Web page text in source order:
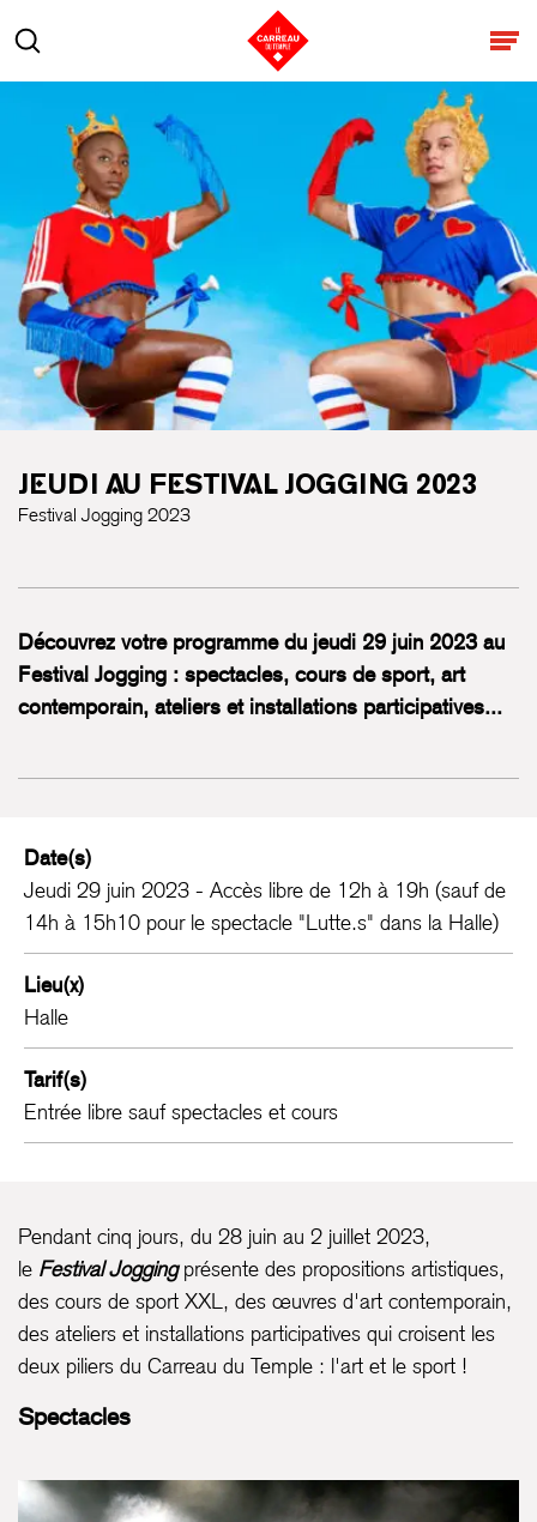
Rechercher
JEUDI AU FESTIVAL JOGGING 2023
Festival Jogging 2023
Découvrez votre programme du jeudi 29 juin 2023 au
Festival Jogging : spectacles, cours de sport, art
contemporain, ateliers et installations participatives...
Date(s)
Jeudi 29 juin 2023 - Accès libre de 12h à 19h (sauf de
14h à 15h10 pour le spectacle "Lutte.s" dans la Halle)
Lieu(x)
Halle
Tarif(s)
Entrée libre sauf spectacles et cours
Pendant cinq jours, du 28 juin au 2 juillet 2023,
le Festival Joggingprésente des propositions artistiques,
des cours de sport XXL, des œuvres d'art contemporain,
des ateliers et installations participatives qui croisent les
deux piliers du Carreau du Temple : l'art et le sport !
Spectacles